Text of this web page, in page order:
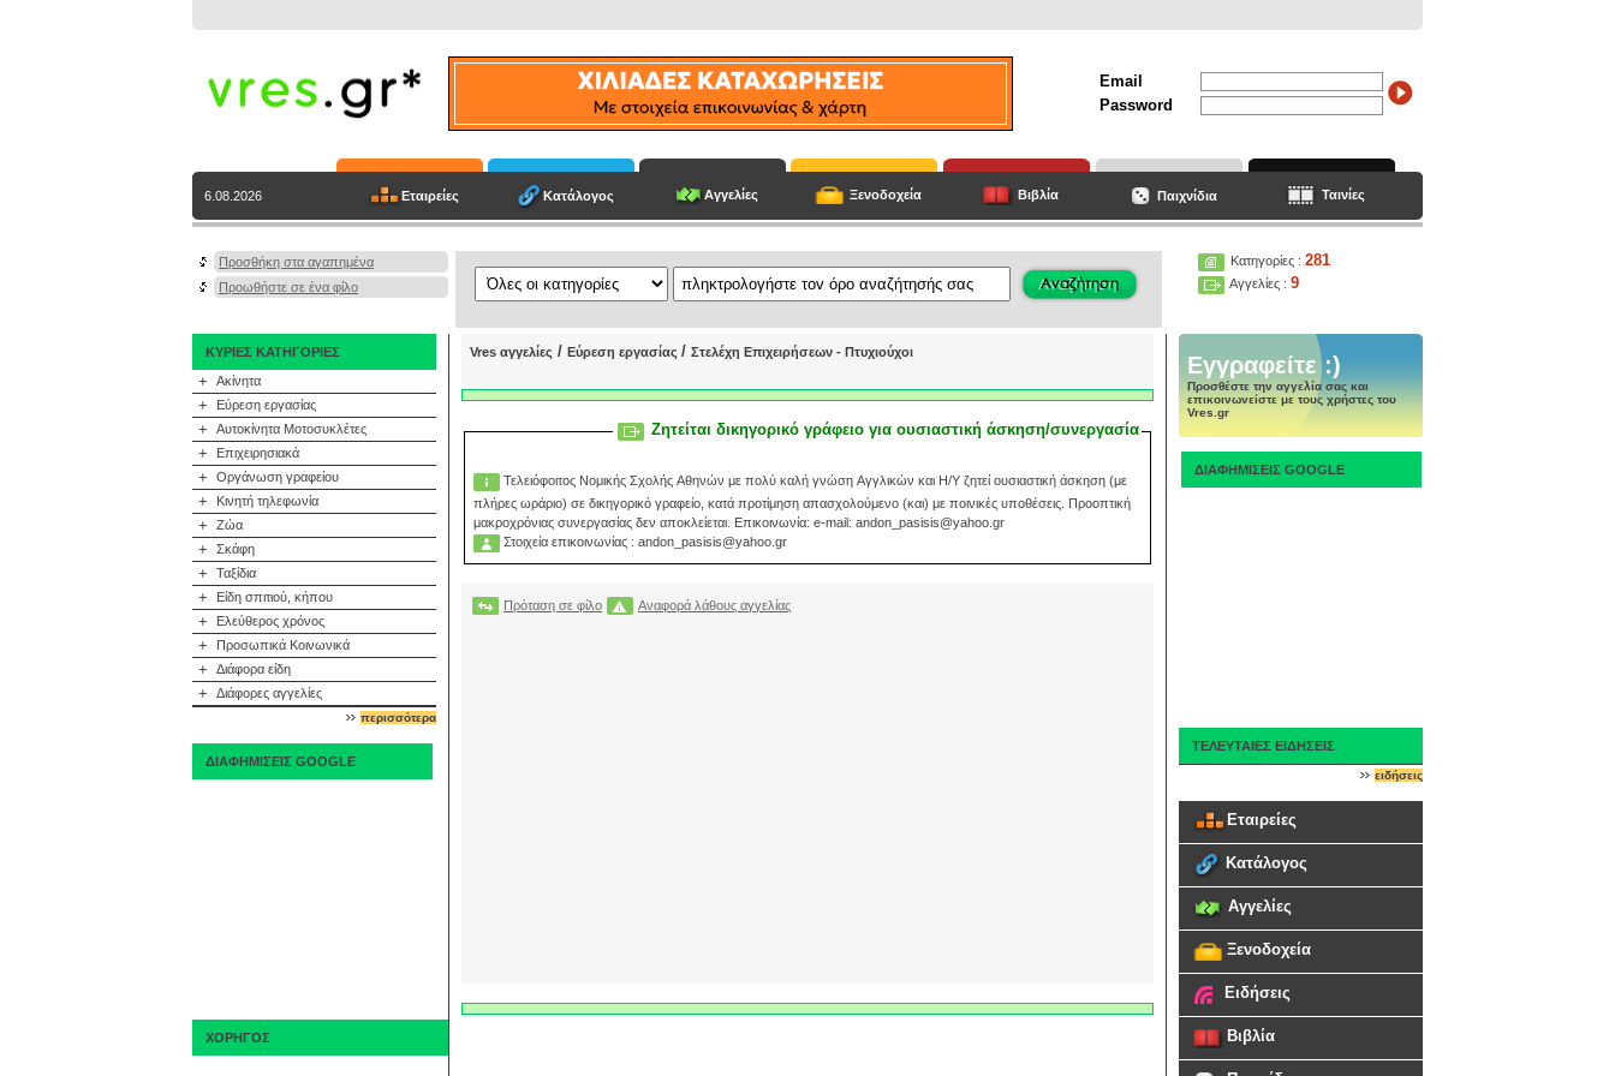
Email
Password
6.08.2026 Εταιρείες Κατάλογος Αγγελίες Ξενοδοχεία Βιβλία Παιχνίδια Ταινίες
Προσθήκη στα αγαπημένα
Προωθήστε σε ένα φίλο
Κατηγορίες : 281
Αγγελίες : 9
ΚΥΡΙΕΣ ΚΑΤΗΓΟΡΙΕΣ
+ Ακίνητα
+ Εύρεση εργασίας
+ Αυτοκίνητα Μοτοσυκλέτες
+ Επιχειρησιακά
+ Οργάνωση γραφείου
+ Κινητή τηλεφωνία
+ Ζώα
+ Σκάφη
+ Ταξίδια
+ Είδη σπιτιού, κήπου
+ Ελεύθερος χρόνος
+ Προσωπικά Κοινωνικά
+ Διάφορα είδη
+ Διάφορες αγγελίες
περισσότερα
ΔΙΑΦΗΜΙΣΕΙΣ GOOGLE
ΧΟΡΗΓΟΣ
Vres αγγελίες / Εύρεση εργασίας / Στελέχη Επιχειρήσεων - Πτυχιούχοι
Ζητείται δικηγορικό γράφειο για ουσιαστική άσκηση/συνεργασία
Τελειόφοιτος Νομικής Σχολής Αθηνών με πολύ καλή γνώση Αγγλικών και Η/Υ ζητεί ουσιαστική άσκηση (με
πλήρες ωράριο) σε δικηγορικό γραφείο, κατά προτίμηση απασχολούμενο (και) με ποινικές υποθέσεις. Προοπτική
μακροχρόνιας συνεργασίας δεν αποκλείεται. Eπικοινωνία: e-mail: andon_pasisis@yahoo.gr
Στοιχεία επικοινωνίας : andon_pasisis@yahoo.gr
Πρόταση σε φίλο Αναφορά λάθους αγγελίας
Εγγραφείτε :)
Προσθέστε την αγγελία σας και
επικοινωνείστε με τους χρήστες του
Vres.gr
ΔΙΑΦΗΜΙΣΕΙΣ GOOGLE
ΤΕΛΕΥΤΑΙΕΣ ΕΙΔΗΣΕΙΣ
ειδήσεις
Εταιρείες
Κατάλογος
Αγγελίες
Ξενοδοχεία
Ειδήσεις
Βιβλία